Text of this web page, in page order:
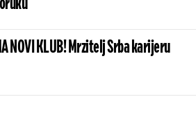
NOVI KLUB! Mrzitelj Srba karijeru